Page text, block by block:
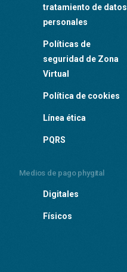
tratamiento de datos
personales
Políticas de
seguridad de Zona
Virtual
Política de cookies
Línea ética
PQRS
Medios de pago phygital
Digitales
Físicos